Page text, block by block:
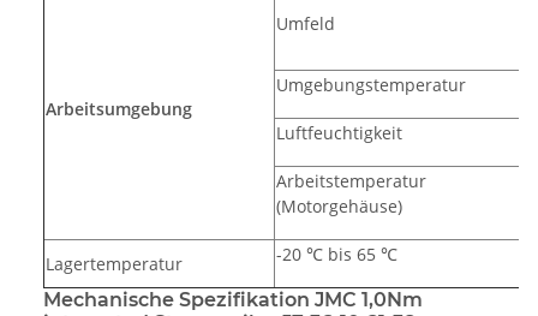
Arbeitsumgebung
Umfeld
Umgebungstemperatur
Luftfeuchtigkeit
Arbeitstemperatur
(Motorgehäuse)
Lagertemperatur
-20 ℃ bis 65 ℃
Mechanische Spezifikation JMC 1,0Nm